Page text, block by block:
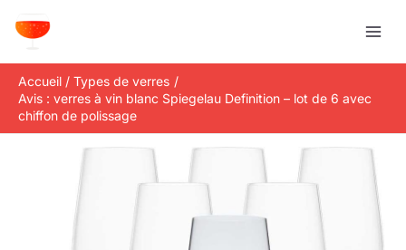
Accueil
Types de verres
Avis : verres à vin blanc Spiegelau Definition – lot de 6 avec
chiffon de polissage
e
c
h
e
r